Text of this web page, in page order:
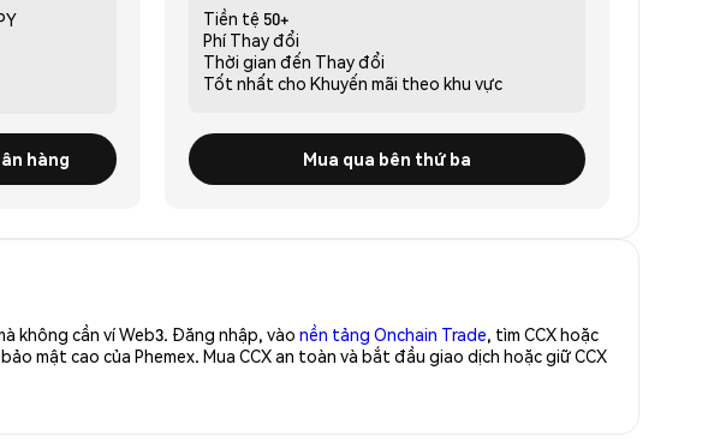
hàng
Tiền tệ 50+
Phí Thay đổi
Thời gian đến Thay đổi
Tốt nhất cho Khuyến mãi theo khu vực
Mua qua bên thứ ba
không cần ví Web3. Đăng nhập, vào nền tảng Onchain Trade, tìm CCX hoặc
mật cao của Phemex. Mua CCX an toàn và bắt đầu giao dịch hoặc giữ CCX